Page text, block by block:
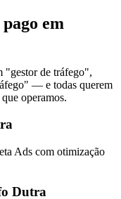
em
"gestor de tráfego",
— e todas querem
operamos.
Ads com otimização
Dutra